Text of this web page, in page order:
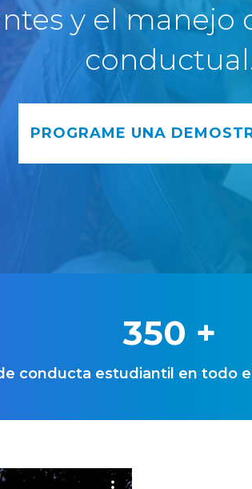
y el manejo
PROGRAME UNA
350 +
conducta estudiantil en todo